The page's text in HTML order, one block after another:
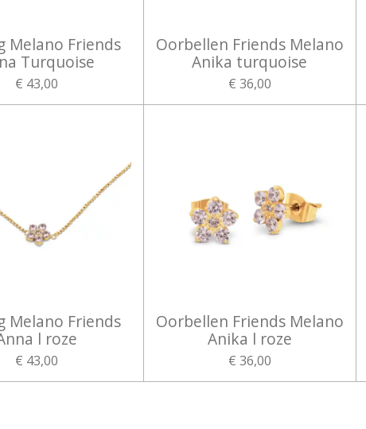
Melano Friends
Turquoise
€ 43,00
Oorbellen Friends Melano
Anika turquoise
€ 36,00
Melano Friends
l roze
€ 43,00
Oorbellen Friends Melano
Anika l roze
€ 36,00